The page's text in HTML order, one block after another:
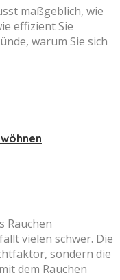
maßgeblich, wie
effizient Sie
warum Sie sich
Rauchen
vielen schwer. Die
sondern die
dem Rauchen